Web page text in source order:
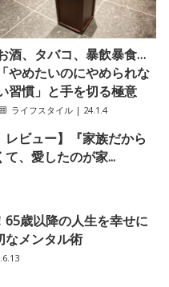
酒、タバコ、暴飲暴食…
「やめたいのにやめられな
習慣」と手を切る極意
ライフスタイル | 24.1.4
レビュー】『家族だから
、愛したのが家...
65歳以降の人生を幸せに
なメンタル術